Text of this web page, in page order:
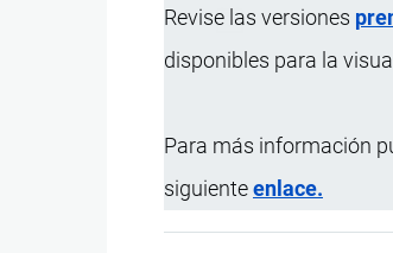
Revise las versiones
disponibles para la
Para más información
siguienteenlace.
Actualizado el 9